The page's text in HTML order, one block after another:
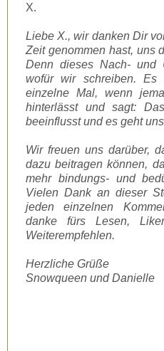
X.
Liebe X., wir danken Dir
Zeit genommen hast, uns
Denn dieses Nach- und
wofür wir schreiben.
einzelne Mal, wenn
hinterlässt und sagt:
beeinflusst und es geht
Wir freuen uns darüber,
dazu beitragen können,
mehr bindungs- und
Vielen Dank an dieser
jeden einzelnen
danke fürs Lesen,
Weiterempfehlen.
Herzliche Grüße
Snowqueen und Danielle